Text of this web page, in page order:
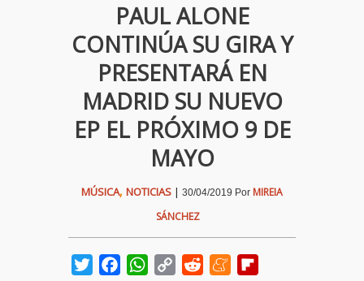
PAUL ALONE
CONTINÚA SU GIRA Y
PRESENTARÁ EN
MADRID SU NUEVO
EP EL PRÓXIMO 9 DE
MAYO
MÚSICA, NOTICIAS | 30/04/2019 Por MIREIA
SÁNCHEZ
TwitterFacebookWhatsApp
Copy
Reddit Meneame